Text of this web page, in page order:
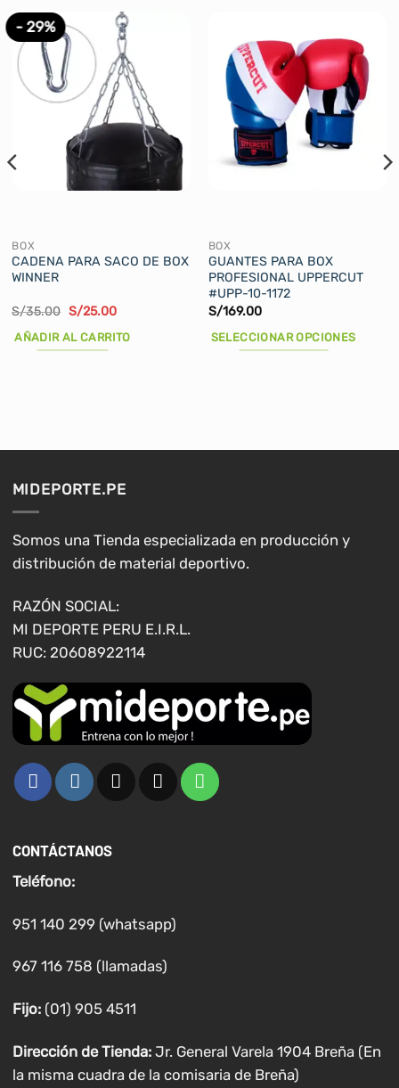
- 29%
BOX
CADENA PARA SACO DE BOX
WINNER
S/35.00 El
original
era:
S/25.00El
actual
AÑADIR AL CARRITO
BOX
GUANTES PARA BOX
PROFESIONAL UPPERCUT
#UPP-10-1172
S/169.00
SELECCIONAR OPCIONES
elegir
en
MIDEPORTE.PE
Somos una Tienda especializada en producción y
distribución de material deportivo.
RAZÓN SOCIAL:
MI DEPORTE PERU E.I.R.L.
RUC: 20608922114
CONTÁCTANOS
Teléfono:
951 140 299 (whatsapp)
967 116 758 (llamadas)
Fijo:(01) 905 4511
Dirección de Tienda: Jr. General Varela 1904 Breña (En
la misma cuadra de la comisaria de Breña)